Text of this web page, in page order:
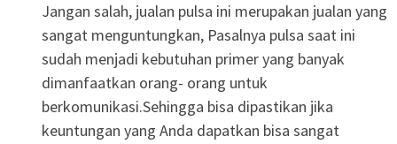
Jangan salah, jualan pulsa ini merupakan jualan yang
sangat menguntungkan, Pasalnya pulsa saat ini
sudah menjadi kebutuhan primer yang banyak
dimanfaatkan orang- orang untuk
berkomunikasi.Sehingga bisa dipastikan jika
keuntungan yang Anda dapatkan bisa sangat